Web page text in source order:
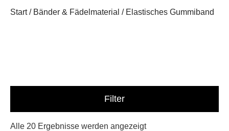
Start/ Bänder & Fädelmaterial / Elastisches Gummiband
Filter
Alle 20 Ergebnisse werden angezeigt